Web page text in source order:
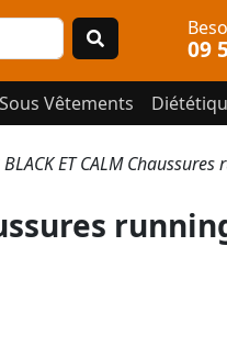
09
Sous Vêtements
BLACK ET CALM